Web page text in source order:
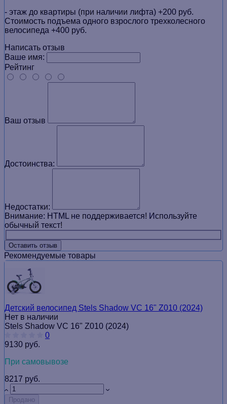
- этаж до квартиры (при наличии лифта) +200 руб.
Стоимость подъема одного взрослого трехколесного
велосипеда +400 руб.
Написать отзыв
Ваше имя:
Рейтинг
Ваш отзыв
Достоинства:
Недостатки:
Внимание: HTML не поддерживается! Используйте
обычный текст!
Оставить отзыв
Рекомендуемые товары
Детский велосипед Stels Shadow VC 16" Z010 (2024)
Нет в наличии
Stels Shadow VC 16" Z010 (2024)
0
9130 руб.
При самовывозе
8217 руб.
Продано